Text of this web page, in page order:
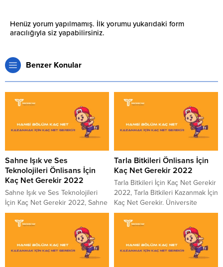
Henüz yorum yapılmamış. İlk yorumu yukarıdaki form
aracılığıyla siz yapabilirsiniz.
Benzer Konular
Sahne Işık ve Ses
Teknolojileri Önlisans İçin
Kaç Net Gerekir 2022
Sahne Işık ve Ses Teknolojileri
İçin Kaç Net Gerekir 2022, Sahne
Işık ve Ses Teknolojileri Kazanmak
İçin Kaç Net Gerekir. Üniversite
sınavına giren adayların sınav
sonrası merak ettikleri konuların
başında hangi bölüme kaç net ile
Tarla Bitkileri Önlisans İçin
Kaç Net Gerekir 2022
Tarla Bitkileri İçin Kaç Net Gerekir
2022, Tarla Bitkileri Kazanmak İçin
Kaç Net Gerekir. Üniversite
sınavına giren adayların sınav
sonrası merak ettikleri konuların
başında hangi bölüme kaç net ile
yerleşirim gelmektedir. Sizler için
YÖK Atlas’tan yararlanarak